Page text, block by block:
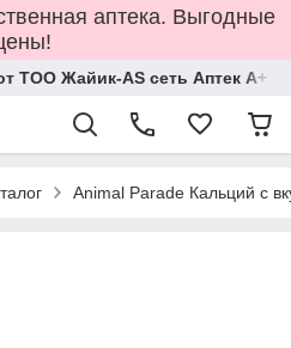
аптека. Выгодные
ТОО Жайик-AS сеть Аптек А+
Animal Parade Кальций с